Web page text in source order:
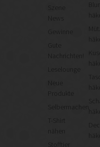
News
Gute
Nachrichten!
Leselounge
Neue
Produkte
Selbermachen
T-Shirt
Stofftier